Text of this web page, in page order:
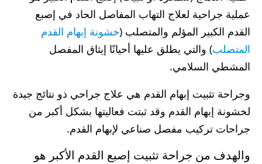
عملية جراحية لعلاج التهاب المفاصل الحاد في إصبع
القدم الكبير المؤلم والمتصلب (خشونة إبهام القدم
المتصلب) والتي يطلق عليها أحيانًا إيثاق المفصل
المشطي السلامي.
وجراحة تثبيت إبهام القدم هي علاج جراحي ذو نتائج جيدة
لخشونة إبهام القدم وقد ثبتت فعاليتها بشكل أكبر من
جراحات تركيب مفصل صناعي لإبهام القدم.
والهدف من جراحة تثبيت إصبع القدم الأكبر هو